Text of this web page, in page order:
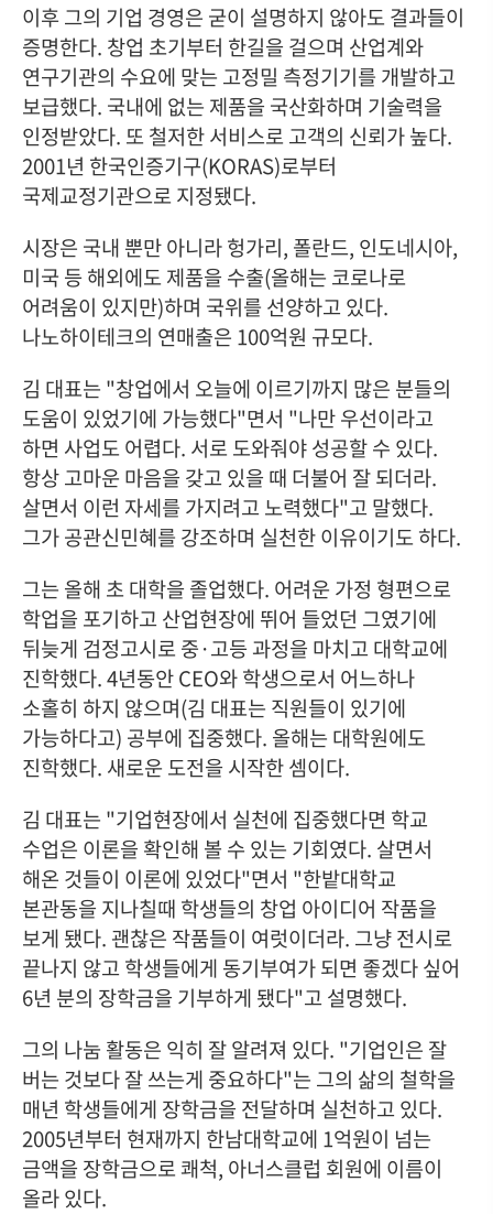
이후 그의 기업 경영은 굳이 설명하지 않아도 결과들이
증명한다. 창업 초기부터 한길을 걸으며 산업계와
연구기관의 수요에 맞는 고정밀 측정기기를 개발하고
보급했다. 국내에 없는 제품을 국산화하며 기술력을
인정받았다. 또 철저한 서비스로 고객의 신뢰가 높다.
2001년 한국인증기구(KORAS)로부터
국제교정기관으로 지정됐다.
시장은 국내 뿐만 아니라 헝가리, 폴란드, 인도네시아,
미국 등 해외에도 제품을 수출(올해는 코로나로
어려움이 있지만)하며 국위를 선양하고 있다.
나노하이테크의 연매출은 100억원 규모다.
김 대표는 "창업에서 오늘에 이르기까지 많은 분들의
도움이 있었기에 가능했다"면서 "나만 우선이라고
하면 사업도 어렵다. 서로 도와줘야 성공할 수 있다.
항상 고마운 마음을 갖고 있을 때 더불어 잘 되더라.
살면서 이런 자세를 가지려고 노력했다"고 말했다.
그가 공관신민혜를 강조하며 실천한 이유이기도 하다.
그는 올해 초 대학을 졸업했다. 어려운 가정 형편으로
학업을 포기하고 산업현장에 뛰어 들었던 그였기에
뒤늦게 검정고시로 중·고등 과정을 마치고 대학교에
진학했다. 4년동안 CEO와 학생으로서 어느하나
소홀히 하지 않으며(김 대표는 직원들이 있기에
가능하다고) 공부에 집중했다. 올해는 대학원에도
진학했다. 새로운 도전을 시작한 셈이다.
김 대표는 "기업현장에서 실천에 집중했다면 학교
수업은 이론을 확인해 볼 수 있는 기회였다. 살면서
해온 것들이 이론에 있었다"면서 "한밭대학교
본관동을 지나칠때 학생들의 창업 아이디어 작품을
보게 됐다. 괜찮은 작품들이 여럿이더라. 그냥 전시로
끝나지 않고 학생들에게 동기부여가 되면 좋겠다 싶어
6년 분의 장학금을 기부하게 됐다"고 설명했다.
그의 나눔 활동은 익히 잘 알려져 있다. "기업인은 잘
버는 것보다 잘 쓰는게 중요하다"는 그의 삶의 철학을
매년 학생들에게 장학금을 전달하며 실천하고 있다.
2005년부터 현재까지 한남대학교에 1억원이 넘는
금액을 장학금으로 쾌척, 아너스클럽 회원에 이름이
올라 있다.